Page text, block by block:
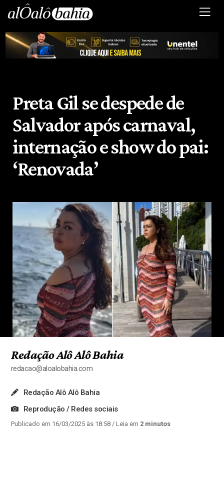
Preta Gil se despede de
Salvador após carnaval,
internação e show do pai:
‘Renovada’
Redação Alô Alô Bahia
redacao@aloalobahia.com
Redação Alô Alô Bahia
Reprodução / Redes sociais
Publicado em 16/03/2025 às 18:58/ Leia em 2 minutos